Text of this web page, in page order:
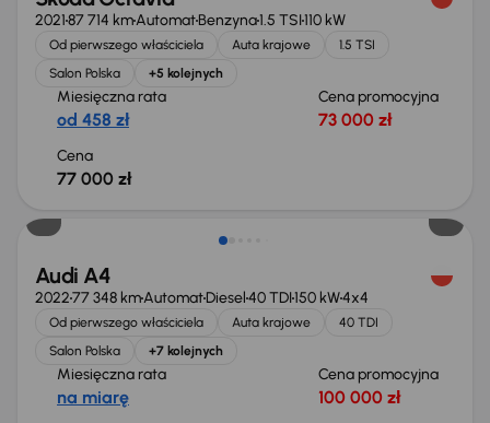
202187 714 kmAutomatBenzyna1.5 TSI110 kW
Od pierwszego właściciela Auta krajowe
1.5 TSI
Salon Polska
+5 kolejnych
Miesięczna rata
od 458 zł
Cena promocyjna
73 000 zł
Cena
77 000 zł
Audi A4
202277 348 kmAutomatDiesel40 TDI150 kW4x4
Od pierwszego właściciela Auta krajowe
40 TDI
Salon Polska
+7 kolejnych
Miesięczna rata
na miarę
Cena promocyjna
100 000 zł